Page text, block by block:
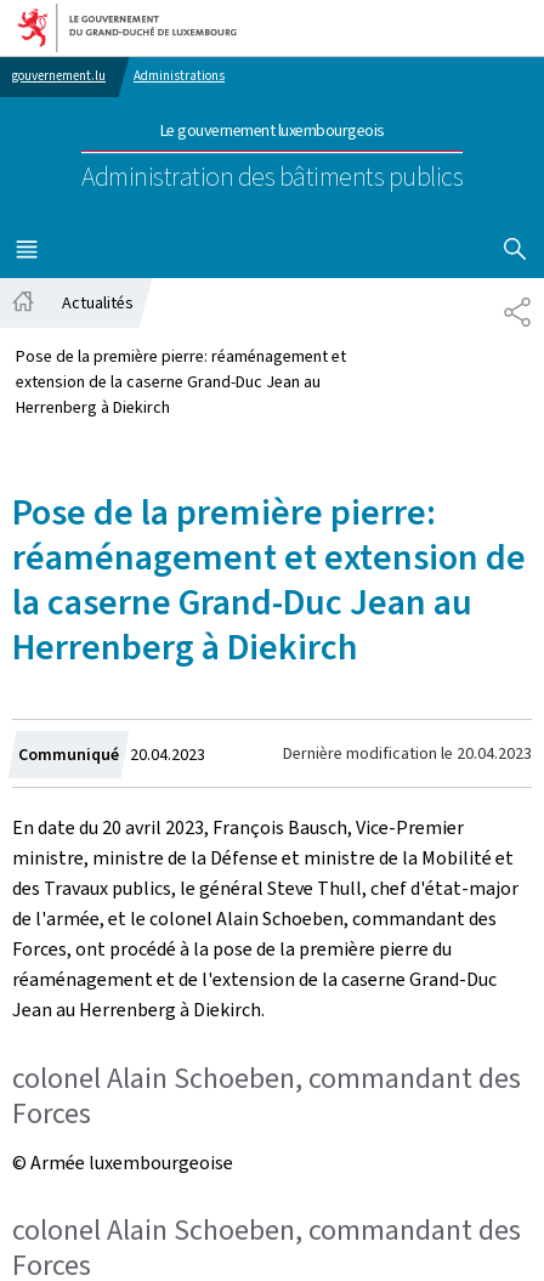
Aller au menu principal
Aller au contenu
gouvernement.lu Administrations
Le gouvernement luxembourgeois
Administration des bâtiments publics
MENU
PRINCIPAL
Actualités
Pose de la première pierre: réaménagement et
extension de la caserne Grand-Duc Jean au
Herrenberg à Diekirch
Pose de la première pierre:
réaménagement et extension de
la caserne Grand-Duc Jean au
Herrenberg à Diekirch
Communiqué Crée
le
20.04.2023 Dernière modification le 20.04.2023
En date du 20 avril 2023, François Bausch, Vice-Premier
ministre, ministre de la Défense et ministre de la Mobilité et
des Travaux publics, le général Steve Thull, chef d'état-major
de l'armée, et le colonel Alain Schoeben, commandant des
Forces, ont procédé à la pose de la première pierre du
réaménagement et de l'extension de la caserne Grand-Duc
Jean au Herrenberg à Diekirch.
colonel Alain Schoeben, commandant des
Forces
© Armée luxembourgeoise
colonel Alain Schoeben, commandant des
Forces